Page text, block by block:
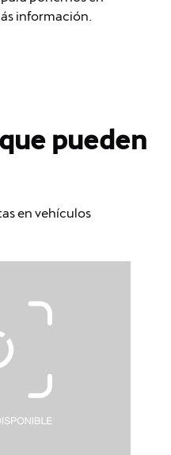
información.
pueden
en vehículos